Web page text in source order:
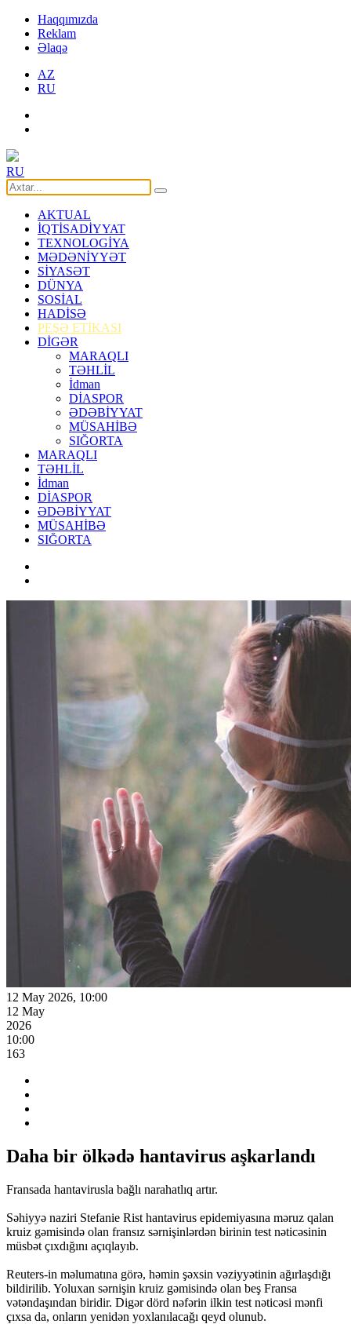
Haqqımızda
Reklam
Əlaqə
AZ
RU
RU
AKTUAL
İQTİSADİYYAT
TEXNOLOGİYA
MƏDƏNİYYƏT
SİYASƏT
DÜNYA
SOSİAL
HADİSƏ
PEŞƏ ETİKASI
DİGƏR
MARAQLI
TƏHLİL
İdman
DİASPOR
ƏDƏBİYYAT
MÜSAHİBƏ
SIĞORTA
MARAQLI
TƏHLİL
İdman
DİASPOR
ƏDƏBİYYAT
MÜSAHİBƏ
SIĞORTA
12 May 2026, 10:00
12 May
2026
10:00
163
Daha bir ölkədə hantavirus aşkarlandı
Fransada hantavirusla bağlı narahatlıq artır.
Səhiyyə naziri Stefanie Rist hantavirus epidemiyasına məruz qalan
kruiz gəmisində olan fransız sərnişinlərdən birinin test nəticəsinin
müsbət çıxdığını açıqlayıb.
Reuters-in məlumatına görə, həmin şəxsin vəziyyətinin ağırlaşdığı
bildirilib. Yoluxan sərnişin kruiz gəmisində olan beş Fransa
vətəndaşından biridir. Digər dörd nəfərin ilkin test nəticəsi mənfi
çıxsa da, onların yenidən yoxlanılacağı qeyd olunub.